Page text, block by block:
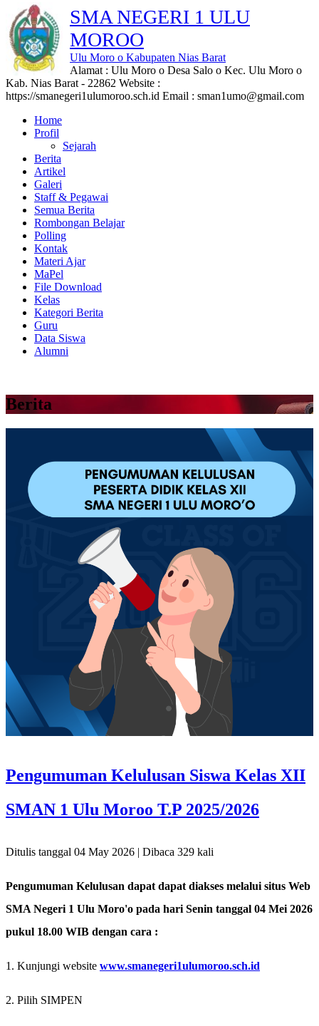
SMA NEGERI 1 ULU
MOROO
Ulu Moro o Kabupaten Nias Barat
Alamat : Ulu Moro o Desa Salo o Kec. Ulu Moro o
Kab. Nias Barat - 22862 Website :
https://smanegeri1ulumoroo.sch.id Email : sman1umo@gmail.com
Home
Profil
Sejarah
Berita
Artikel
Galeri
Staff & Pegawai
Semua Berita
Rombongan Belajar
Polling
Kontak
Materi Ajar
MaPel
File Download
Kelas
Kategori Berita
Guru
Data Siswa
Alumni
Berita
Pengumuman Kelulusan Siswa Kelas XII
SMAN 1 Ulu Moroo T.P 2025/2026
Ditulis tanggal 04 May 2026 | Dibaca 329 kali
Pengumuman Kelulusan dapat dapat diakses melalui situs Web
SMA Negeri 1 Ulu Moro'o pada hari Senin tanggal 04 Mei 2026
pukul 18.00 WIB dengan cara :
1. Kunjungi website www.smanegeri1ulumoroo.sch.id
2. Pilih SIMPEN